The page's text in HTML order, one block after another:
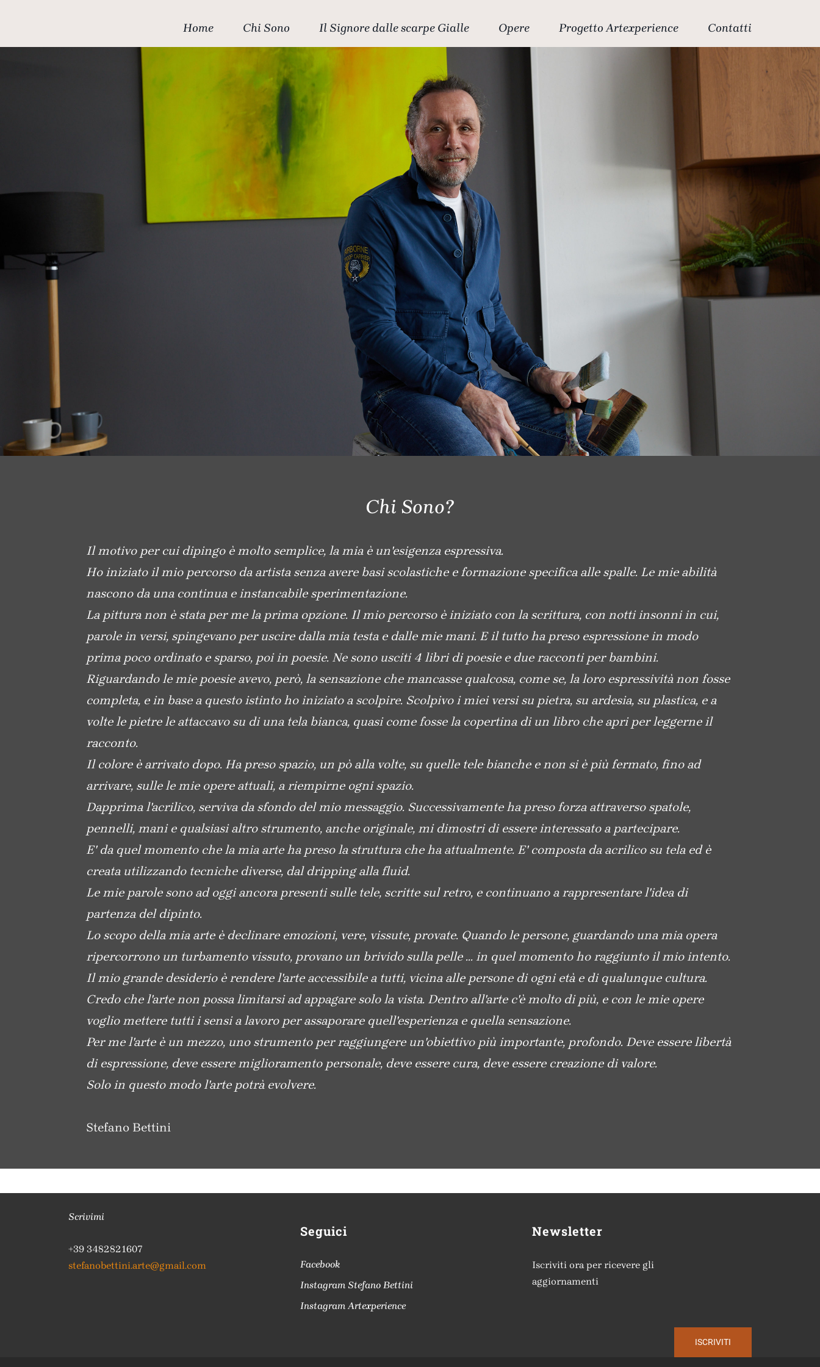
Home Chi Sono Il Signore dalle scarpe Gialle Opere Progetto Artexperience Contatti
Chi Sono?
Il motivo per cui dipingo è molto semplice, la mia è un'esigenza espressiva.
Ho iniziato il mio percorso da artista senza avere basi scolastiche e formazione specifica alle spalle. Le mie abilità
nascono da una continua e instancabile sperimentazione.
La pittura non è stata per me la prima opzione. Il mio percorso è iniziato con la scrittura, con notti insonni in cui,
parole in versi, spingevano per uscire dalla mia testa e dalle mie mani. E il tutto ha preso espressione in modo
prima poco ordinato e sparso, poi in poesie. Ne sono usciti 4 libri di poesie e due racconti per bambini.
Riguardando le mie poesie avevo, però, la sensazione che mancasse qualcosa, come se, la loro espressività non fosse
completa, e in base a questo istinto ho iniziato a scolpire. Scolpivo i miei versi su pietra, su ardesia, su plastica, e a
volte le pietre le attaccavo su di una tela bianca, quasi come fosse la copertina di un libro che apri per leggerne il
racconto.
Il colore è arrivato dopo. Ha preso spazio, un pò alla volte, su quelle tele bianche e non si è più fermato, fino ad
arrivare, sulle le mie opere attuali, a riempirne ogni spazio.
Dapprima l'acrilico, serviva da sfondo del mio messaggio. Successivamente ha preso forza attraverso spatole,
pennelli, mani e qualsiasi altro strumento, anche originale, mi dimostri di essere interessato a partecipare.
E' da quel momento che la mia arte ha preso la struttura che ha attualmente. E' composta da acrilico su tela ed è
creata utilizzando tecniche diverse, dal dripping alla fluid.
Le mie parole sono ad oggi ancora presenti sulle tele, scritte sul retro, e continuano a rappresentare l'idea di
partenza del dipinto.
Lo scopo della mia arte è declinare emozioni, vere, vissute, provate. Quando le persone, guardando una mia opera
ripercorrono un turbamento vissuto, provano un brivido sulla pelle ... in quel momento ho raggiunto il mio intento.
Il mio grande desiderio è rendere l'arte accessibile a tutti, vicina alle persone di ogni età e di qualunque cultura.
Credo che l'arte non possa limitarsi ad appagare solo la vista. Dentro all'arte c'è molto di più, e con le mie opere
voglio mettere tutti i sensi a lavoro per assaporare quell'esperienza e quella sensazione.
Per me l'arte è un mezzo, uno strumento per raggiungere un'obiettivo più importante, profondo. Deve essere libertà
di espressione, deve essere miglioramento personale, deve essere cura, deve essere creazione di valore.
Solo in questo modo l'arte potrà evolvere.
Stefano Bettini
Scrivimi
+39 3482821607
stefanobettini.arte@gmail.com
Seguici
Facebook
Instagram Stefano Bettini
Instagram Artexperience
Newsletter
Iscriviti ora per ricevere gli
aggiornamenti
ISCRIVITI